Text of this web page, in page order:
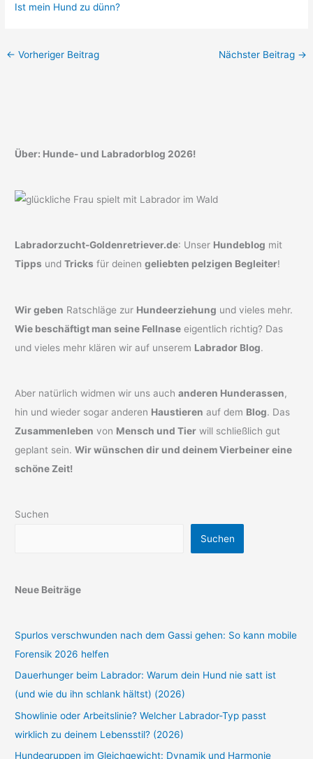
Ist mein Hund zu dünn?
← Vorheriger Beitrag Nächster Beitrag →
Über: Hunde- und Labradorblog 2026!
Labradorzucht-Goldenretriever.de: Unser Hundeblog mit
Tipps undTricks für deinengeliebten pelzigen Begleiter!
Wir geben Ratschläge zur Hundeerziehung und vieles mehr.
Wie beschäftigt man seine Fellnase eigentlich richtig? Das
und vieles mehr klären wir auf unserem Labrador Blog.
Aber natürlich widmen wir uns auchanderen Hunderassen,
hin und wieder sogar anderen Haustieren auf dem Blog. Das
Zusammenleben von Mensch und Tier will schließlich gut
geplant sein.Wir wünschen dir und deinem Vierbeiner eine
schöne Zeit!
Suchen
Suchen
Neue Beiträge
Spurlos verschwunden nach dem Gassi gehen: So kann mobile
Forensik 2026 helfen
Dauerhunger beim Labrador: Warum dein Hund nie satt ist
(und wie du ihn schlank hältst) (2026)
Showlinie oder Arbeitslinie? Welcher Labrador-Typ passt
wirklich zu deinem Lebensstil? (2026)
Hundegruppen im Gleichgewicht: Dynamik und Harmonie